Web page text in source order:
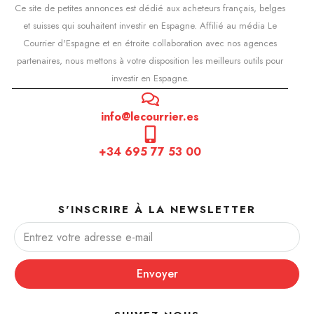
Ce site de petites annonces est dédié aux acheteurs français, belges
et suisses qui souhaitent investir en Espagne. Affilié au média Le
Courrier d'Espagne et en étroite collaboration avec nos agences
partenaires, nous mettons à votre disposition les meilleurs outils pour
investir en Espagne.
info@lecourrier.es
+34 695 77 53 00
S'INSCRIRE À LA NEWSLETTER
Envoyer